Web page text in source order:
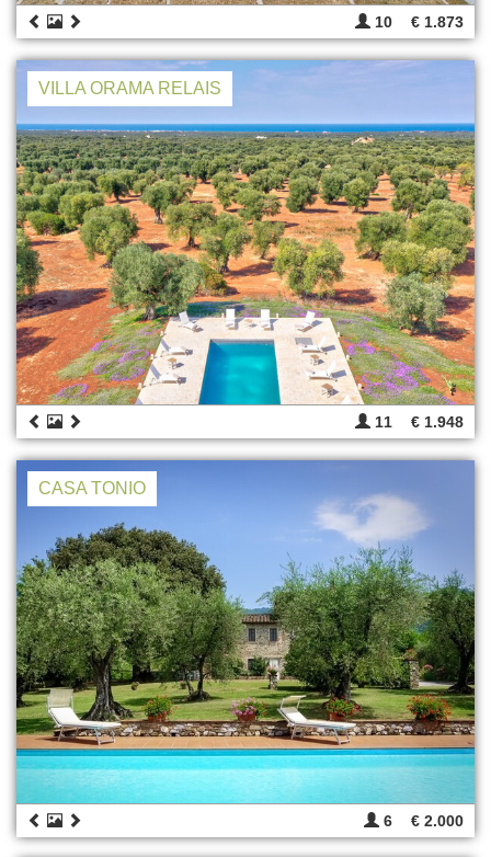
10 € 1.873
VILLA ORAMA RELAIS
11 € 1.948
CASA TONIO
6 € 2.000